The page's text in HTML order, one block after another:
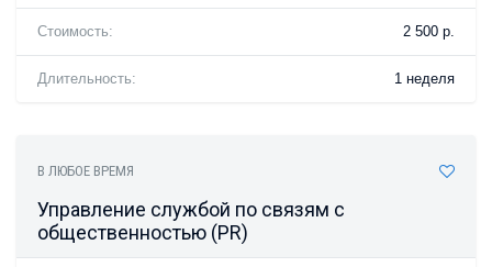
Стоимость: 2 500 р.
Длительность: 1 неделя
В ЛЮБОЕ ВРЕМЯ
Управление службой по связям с
общественностью (PR)